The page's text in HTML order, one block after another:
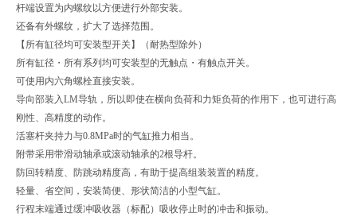
杆端设置为内螺纹以方便进行外部安装。
还备有外螺纹，扩大了选择范围。
【所有缸径均可安装型开关】（耐热型除外）
所有缸径・所有系列均可安装型的无触点・有触点开关。
可使用内六角螺栓直接安装。
导向部装入LM导轨，所以即使在横向负荷和力矩负荷的作用下，也可进行高
刚性、高精度的动作。
活塞杆夹持力与0.8MPa时的气缸推力相当。
附带采用带滑动轴承或滚动轴承的2根导杆。
防回转精度、防跳动精度高，有助于提高组装装置的精度。
轻量、省空间，安装简便、形状简洁的小型气缸。
行程末端通过缓冲吸收器（标配）吸收停止时的冲击和振动。